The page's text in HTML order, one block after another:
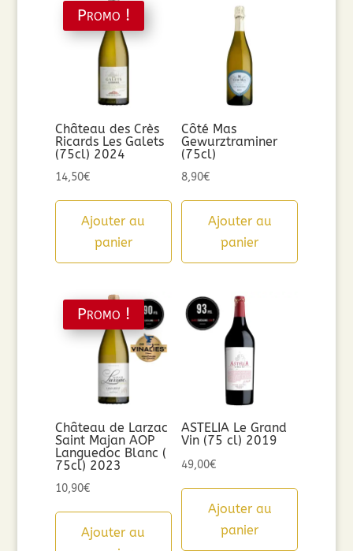
Promo !
Château des Crès
Ricards Les Galets
(75cl) 2024
14,50€
Ajouter au
panier
Côté Mas
Gewurztraminer
(75cl)
8,90€
Ajouter au
panier
Promo !
Château de Larzac
Saint Majan AOP
Languedoc Blanc (
75cl) 2023
10,90€
Ajouter au
ASTELIA Le Grand
Vin (75 cl) 2019
49,00€
Ajouter au
panier